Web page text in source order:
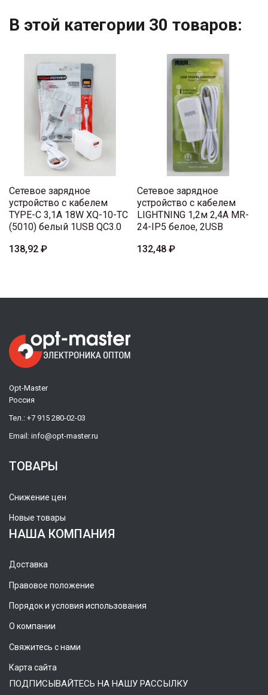
В этой категории 30 товаров:
Сетевое зарядное
устройство с кабелем
TYPE-C 3,1A 18W XQ-10-TC
(5010) белый 1USB QC3.0
138,92 ₽
Сетевое зарядное
устройство с кабелем
LIGHTNING 1,2м 2,4A MR-
24-IP5 белое, 2USB
132,48 ₽
Opt-Master
Россия
Тел.: +7 915 280-02-03
Email: info@opt-master.ru
ТОВАРЫ
Снижение цен
Новые товары
НАША КОМПАНИЯ
Доставка
Правовое положение
Порядок и условия использования
О компании
Свяжитесь с нами
Карта сайта
ПОДПИСЫВАЙТЕСЬ НА НАШУ РАССЫЛКУ